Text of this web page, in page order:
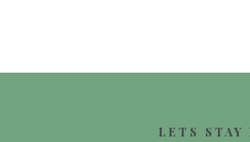
LETS STAY